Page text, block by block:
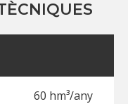
60 hm³/any